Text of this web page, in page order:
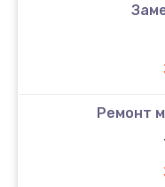
Ремонт